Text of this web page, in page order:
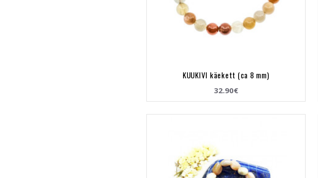
KUUKIVI käekett (ca 8 mm)
32.90€